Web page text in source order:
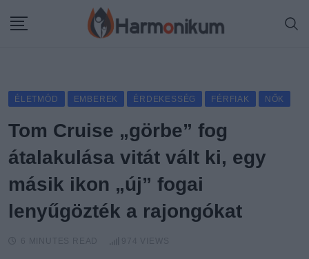
ÉLETMÓD EMBEREK ÉRDEKESSÉG FÉRFIAK NŐK
Tom Cruise „görbe” fog
átalakulása vitát vált ki, egy
másik ikon „új” fogai
lenyűgözték a rajongókat